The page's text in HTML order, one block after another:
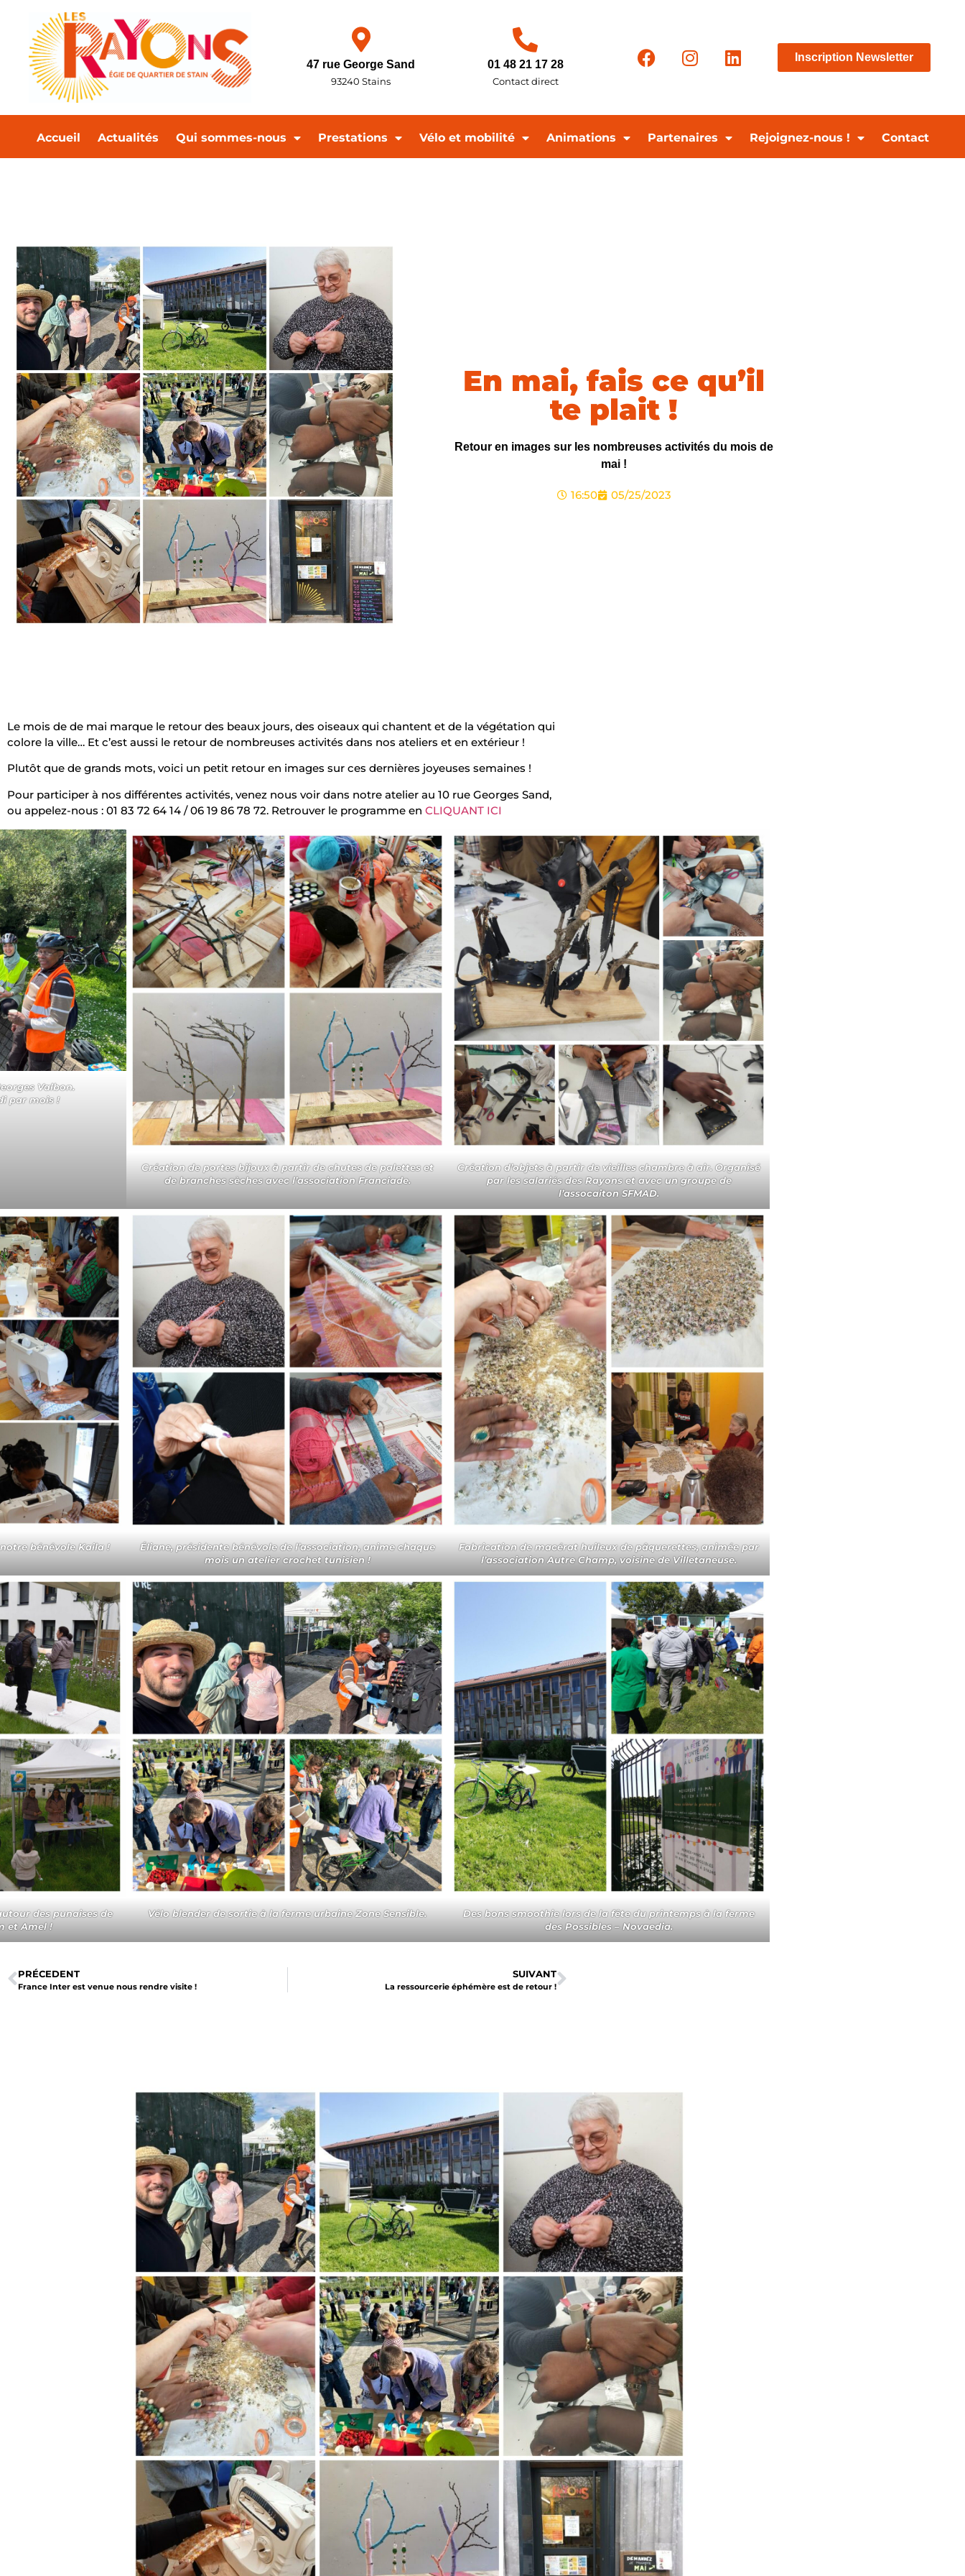
47 rue George Sand
93240 Stains
01 48 21 17 28
Contact direct
Inscription Newsletter
Accueil Actualités Qui sommes-nous Prestations Vélo et mobilité Animations Partenaires Rejoignez-nous ! Contact
En mai, fais ce qu’il
te plait !
Retour en images sur les nombreuses activités du mois de
mai !
16:50 05/25/2023
Le mois de de mai marque le retour des beaux jours, des oiseaux qui chantent et de la végétation qui
colore la ville… Et c’est aussi le retour de nombreuses activités dans nos ateliers et en extérieur !
Plutôt que de grands mots, voici un petit retour en images sur ces dernières joyeuses semaines !
Pour participer à nos différentes activités, venez nous voir dans notre atelier au 10 rue Georges Sand,
ou appelez-nous : 01 83 72 64 14 / 06 19 86 78 72. Retrouver le programme en CLIQUANT ICI
Valbon.
par mois !
Création de portes bijoux à partir de chutes de palettes et
de branches sèches avec l’association Franciade.
Création d’objets à partir de vieilles chambre à air. Organisé
par les salariés des Rayons et avec un groupe de
l’assocaiton SFMAD.
bénévole Kaila !
Éliane, présidente bénévole de l’association, anime chaque
mois un atelier crochet tunisien !
Fabrication de macérat huileux de pâquerettes, animée par
l’association Autre Champ, voisine de Villetaneuse.
des punaises de
et Amel !
Vélo blender de sortie à la ferme urbaine Zone Sensible.
Des bons smoothie lors de la fête du printemps à la ferme
des Possibles – Novaedia.
PRÉCEDENT
France Inter est venue nous rendre visite !
SUIVANT
La ressourcerie éphémère est de retour !